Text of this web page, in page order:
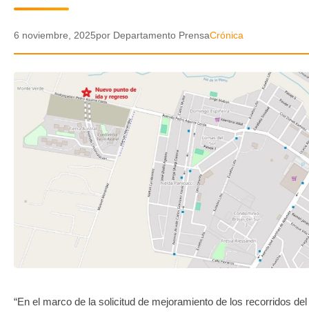
VIDEOS
GALERIA DE FOTOS
APP MÓVIL
TRANSPARENCIA
6 noviembre, 2025por Departamento PrensaCrónica
“En el marco de la solicitud de mejoramiento de los recorridos del